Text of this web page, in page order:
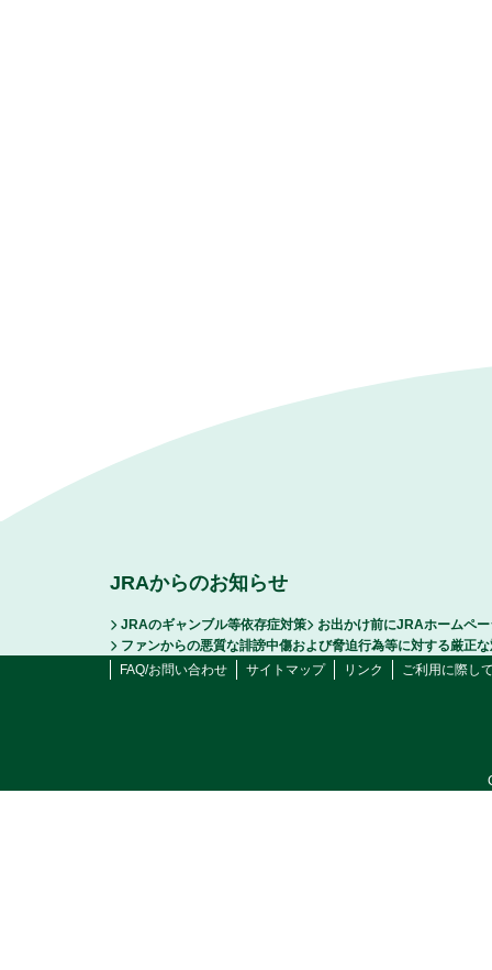
JRAからのお知らせ
JRAのギャンブル等依存症対策
お出かけ前にJRAホームペ
ファンからの悪質な誹謗中傷および脅迫行為等に対する厳正
FAQ/お問い合わせ
サイトマップ リンク ご利用に際し